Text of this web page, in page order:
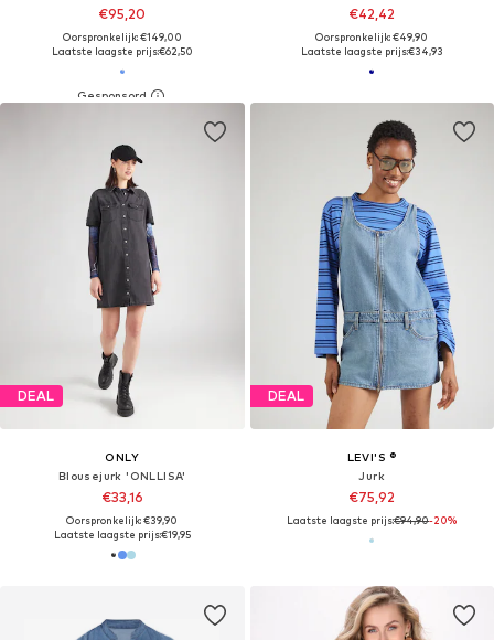
€95,20
Oorspronkelijk: €149,00
Laatste laagste prijs:€62,50
€42,42
Oorspronkelijk: €49,90
Laatste laagste prijs:€34,93
DEAL
ONLY
Blousejurk 'ONLLISA'
€33,16
Oorspronkelijk: €39,90
Laatste laagste prijs:€19,95
DEAL
LEVI'S ®
Jurk
€75,92
Laatste laagste prijs:€94,90-20%